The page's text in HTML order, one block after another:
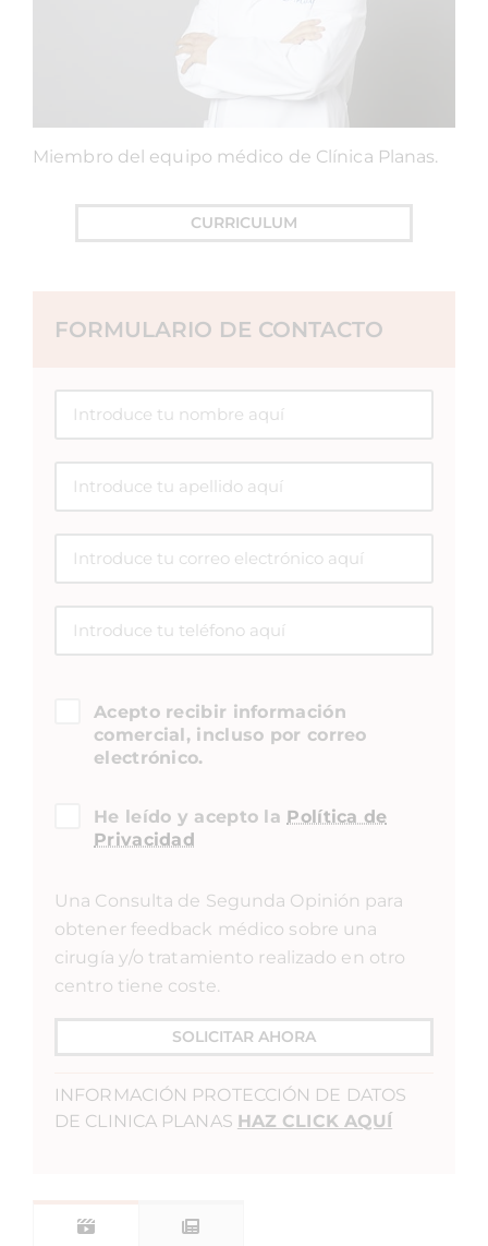
Miembro del equipo médico de Clínica Planas.
CURRICULUM
FORMULARIO DE CONTACTO
Acepto recibir información
comercial, incluso por correo
electrónico.
He leído y acepto la Política de
Privacidad
Una Consulta de Segunda Opinión para
obtener feedback médico sobre una
cirugía y/o tratamiento realizado en otro
centro tiene coste.
SOLICITAR AHORA
INFORMACIÓN PROTECCIÓN DE DATOS
DE CLINICA PLANAS HAZ CLICK AQUÍ